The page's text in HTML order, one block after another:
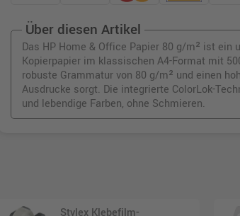
Über diesen Artikel
Das HP Home & Office Papier 80 g/m² ist ein
Kopierpapier im klassischen A4-Format mit
robuste Grammatur von 80 g/m² und einen
Ausdrucke sorgt. Die integrierte ColorLok-
und lebendige Farben, ohne Schmieren.
Stylex Klebefilm-